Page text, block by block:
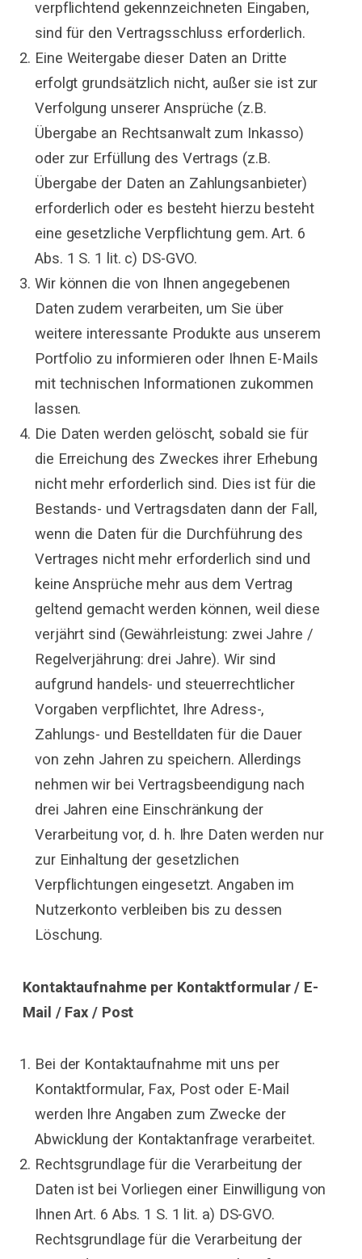
verpflichtend gekennzeichneten Eingaben,
sind für den Vertragsschluss erforderlich.
Eine Weitergabe dieser Daten an Dritte
erfolgt grundsätzlich nicht, außer sie ist zur
Verfolgung unserer Ansprüche (z.B.
Übergabe an Rechtsanwalt zum Inkasso)
oder zur Erfüllung des Vertrags (z.B.
Übergabe der Daten an Zahlungsanbieter)
erforderlich oder es besteht hierzu besteht
eine gesetzliche Verpflichtung gem. Art. 6
Abs. 1 S. 1 lit. c) DS-GVO.
Wir können die von Ihnen angegebenen
Daten zudem verarbeiten, um Sie über
weitere interessante Produkte aus unserem
Portfolio zu informieren oder Ihnen E-Mails
mit technischen Informationen zukommen
lassen.
Die Daten werden gelöscht, sobald sie für
die Erreichung des Zweckes ihrer Erhebung
nicht mehr erforderlich sind. Dies ist für die
Bestands- und Vertragsdaten dann der Fall,
wenn die Daten für die Durchführung des
Vertrages nicht mehr erforderlich sind und
keine Ansprüche mehr aus dem Vertrag
geltend gemacht werden können, weil diese
verjährt sind (Gewährleistung: zwei Jahre /
Regelverjährung: drei Jahre). Wir sind
aufgrund handels- und steuerrechtlicher
Vorgaben verpflichtet, Ihre Adress-,
Zahlungs- und Bestelldaten für die Dauer
von zehn Jahren zu speichern. Allerdings
nehmen wir bei Vertragsbeendigung nach
drei Jahren eine Einschränkung der
Verarbeitung vor, d. h. Ihre Daten werden nur
zur Einhaltung der gesetzlichen
Verpflichtungen eingesetzt. Angaben im
Nutzerkonto verbleiben bis zu dessen
Löschung.
Kontaktaufnahme per Kontaktformular / E-
Mail / Fax / Post
Bei der Kontaktaufnahme mit uns per
Kontaktformular, Fax, Post oder E-Mail
werden Ihre Angaben zum Zwecke der
Abwicklung der Kontaktanfrage verarbeitet.
Rechtsgrundlage für die Verarbeitung der
Daten ist bei Vorliegen einer Einwilligung von
Ihnen Art. 6 Abs. 1 S. 1 lit. a) DS-GVO.
Rechtsgrundlage für die Verarbeitung der